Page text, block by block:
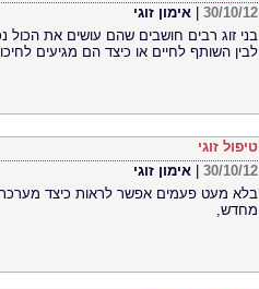
30/10/12
אימון זוגי
בני זוג רבים חושבים שהם עושים את הכול
לבין השותף לחיים או כיצד הם מגיעים
טיפול זוגי
30/10/12
אימון זוגי
בלא מעט פעמים אפשר לראות כיצד מערכת
מחדש,